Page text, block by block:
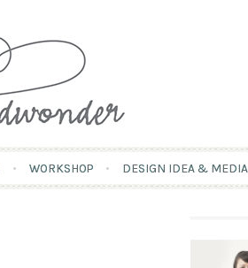
to
WORKSHOP DESIGN IDEA & MEDIA